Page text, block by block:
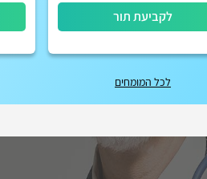
לקביעת תור
לכל המומחים